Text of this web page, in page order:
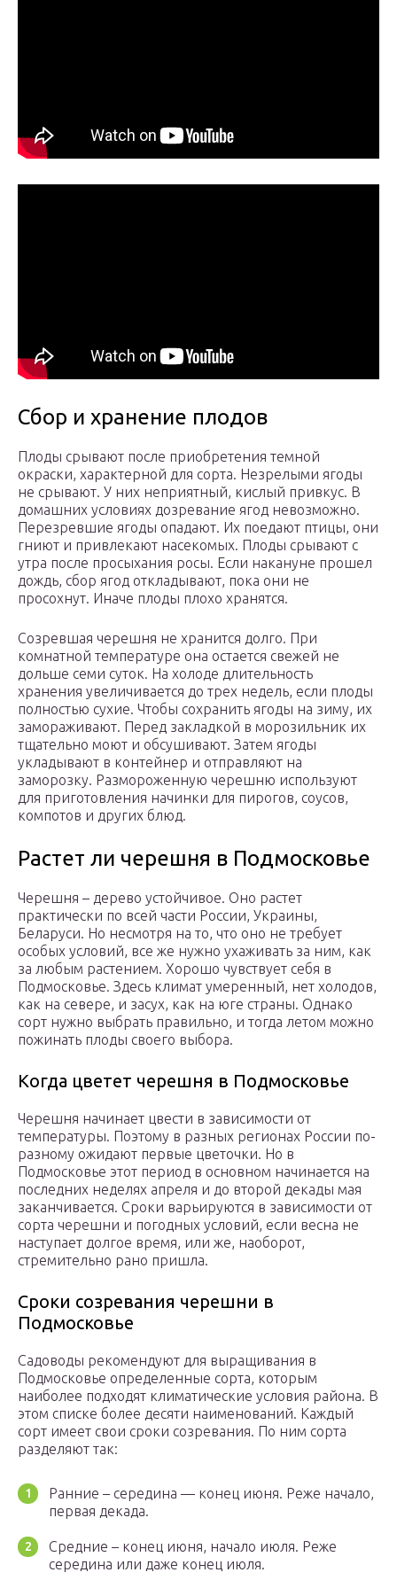
Сбор и хранение плодов
Плоды срывают после приобретения темной
окраски, характерной для сорта. Незрелыми ягоды
не срывают. У них неприятный, кислый привкус. В
домашних условиях дозревание ягод невозможно.
Перезревшие ягоды опадают. Их поедают птицы, они
гниют и привлекают насекомых. Плоды срывают с
утра после просыхания росы. Если накануне прошел
дождь, сбор ягод откладывают, пока они не
просохнут. Иначе плоды плохо хранятся.
Созревшая черешня не хранится долго. При
комнатной температуре она остается свежей не
дольше семи суток. На холоде длительность
хранения увеличивается до трех недель, если плоды
полностью сухие. Чтобы сохранить ягоды на зиму, их
замораживают. Перед закладкой в морозильник их
тщательно моют и обсушивают. Затем ягоды
укладывают в контейнер и отправляют на
заморозку. Размороженную черешню используют
для приготовления начинки для пирогов, соусов,
компотов и других блюд.
Растет ли черешня в Подмосковье
Черешня – дерево устойчивое. Оно растет
практически по всей части России, Украины,
Беларуси. Но несмотря на то, что оно не требует
особых условий, все же нужно ухаживать за ним, как
за любым растением. Хорошо чувствует себя в
Подмосковье. Здесь климат умеренный, нет холодов,
как на севере, и засух, как на юге страны. Однако
сорт нужно выбрать правильно, и тогда летом можно
пожинать плоды своего выбора.
Когда цветет черешня в Подмосковье
Черешня начинает цвести в зависимости от
температуры. Поэтому в разных регионах России по-
разному ожидают первые цветочки. Но в
Подмосковье этот период в основном начинается на
последних неделях апреля и до второй декады мая
заканчивается. Сроки варьируются в зависимости от
сорта черешни и погодных условий, если весна не
наступает долгое время, или же, наоборот,
стремительно рано пришла.
Сроки созревания черешни в
Подмосковье
Садоводы рекомендуют для выращивания в
Подмосковье определенные сорта, которым
наиболее подходят климатические условия района. В
этом списке более десяти наименований. Каждый
сорт имеет свои сроки созревания. По ним сорта
разделяют так:
Ранние – середина — конец июня. Реже начало,
первая декада.
Средние – конец июня, начало июля. Реже
середина или даже конец июля.